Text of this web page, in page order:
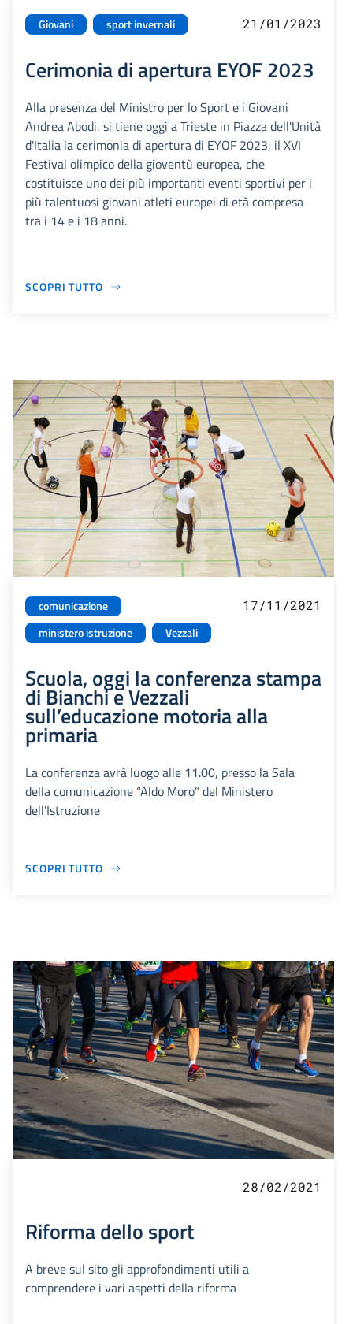
Giovani sport invernali 21/01/2023
Cerimonia di apertura EYOF 2023
Alla presenza del Ministro per lo Sport e i Giovani
Andrea Abodi, si tiene oggi a Trieste in Piazza dell'Unità
d'Italia la cerimonia di apertura di EYOF 2023, il XVI
Festival olimpico della gioventù europea, che
costituisce uno dei più importanti eventi sportivi per i
più talentuosi giovani atleti europei di età compresa
tra i 14 e i 18 anni.
SCOPRI TUTTO
comunicazione
ministero istruzione
Vezzali
17/11/2021
Scuola, oggi la conferenza stampa
di Bianchi e Vezzali
sull’educazione motoria alla
primaria
La conferenza avrà luogo alle 11.00, presso la Sala
della comunicazione “Aldo Moro” del Ministero
dell’Istruzione
SCOPRI TUTTO
28/02/2021
Riforma dello sport
A breve sul sito gli approfondimenti utili a
comprendere i vari aspetti della riforma